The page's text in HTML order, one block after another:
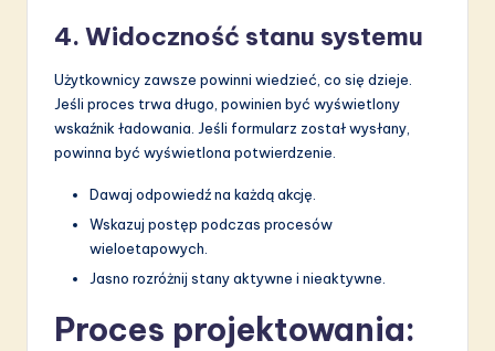
4. Widoczność stanu systemu
Użytkownicy zawsze powinni wiedzieć, co się dzieje.
Jeśli proces trwa długo, powinien być wyświetlony
wskaźnik ładowania. Jeśli formularz został wysłany,
powinna być wyświetlona potwierdzenie.
Dawaj odpowiedź na każdą akcję.
Wskazuj postęp podczas procesów
wieloetapowych.
Jasno rozróżnij stany aktywne i nieaktywne.
Proces projektowania: